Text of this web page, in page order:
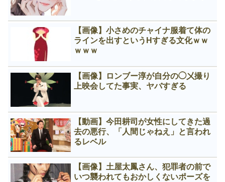
【画像】小さめのチャイナ服着て体の
ラインを出すというНすぎる文化ｗｗ
ｗｗｗ
【画像】ロンブー淳が自分の◯㐅撮り
上映会してた事実、ヤバすぎる
【動画】今田耕司が女性にしてきた過
去の悪行、「人間じゃねえ」と言われ
るレベル
【画像】土屋太鳳さん、犯罪者の前で
いつ襲われてもおかしくないポーズを